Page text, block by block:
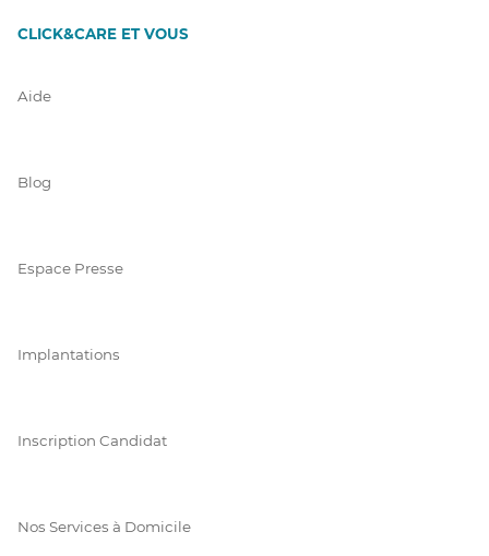
CLICK&CARE ET VOUS
Aide
Blog
Espace Presse
Implantations
Inscription Candidat
Nos Services à Domicile